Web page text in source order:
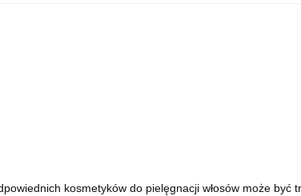
kosmetyków do pielęgnacji włosów może być